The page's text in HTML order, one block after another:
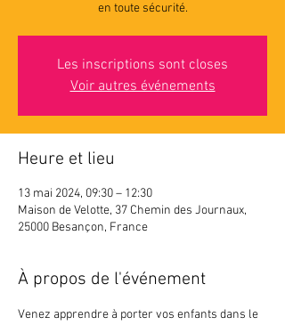
en toute sécurité.
Les inscriptions sont closes
Voir autres événements
Heure et lieu
13 mai 2024, 09:30 – 12:30
Maison de Velotte, 37 Chemin des Journaux,
25000 Besançon, France
À propos de l'événement
Venez apprendre à porter vos enfants dans le